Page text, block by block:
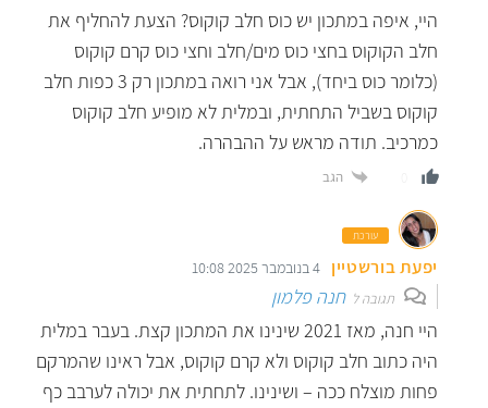
היי, איפה במתכון יש כוס חלב קוקוס? הצעת להחליף את
חלב הקוקוס בחצי כוס מים/חלב וחצי כוס קרם קוקוס
(כלומר כוס ביחד), אבל אני רואה במתכון רק 3 כפות חלב
קוקוס בשביל התחתית, ובמלית לא מופיע חלב קוקוס
כמרכיב. תודה מראש על ההבהרה.
הגב
עורכת
יפעת בורשטיין 4 בנובמבר 2025 10:08
תגובה לחנה פלמון
היי חנה, מאז 2021 שינינו את המתכון קצת. בעבר במלית
היה כתוב חלב קוקוס ולא קרם קוקוס, אבל ראינו שהמרקם
פחות מוצלח ככה – ושינינו. לתחתית את יכולה לערבב כף